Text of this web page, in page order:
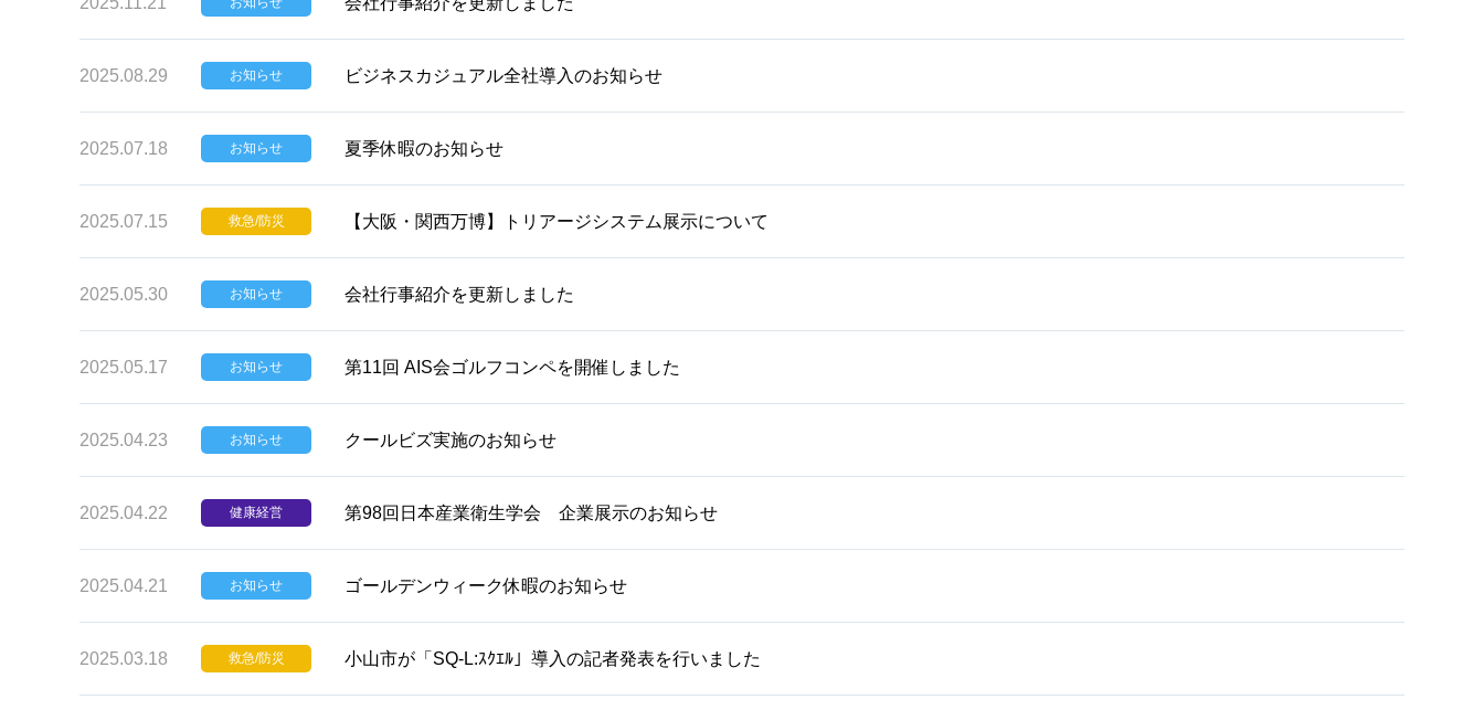
2025.08.29 お知らせ ビジネスカジュアル全社導入のお知らせ
2025.07.18 お知らせ 夏季休暇のお知らせ
2025.07.15 救急/防災 【大阪・関西万博】トリアージシステム展示について
2025.05.30 お知らせ 会社行事紹介を更新しました
2025.05.17 お知らせ 第11回 AIS会ゴルフコンペを開催しました
2025.04.23 お知らせ クールビズ実施のお知らせ
2025.04.22 健康経営 第98回日本産業衛生学会 企業展示のお知らせ
2025.04.21 お知らせ ゴールデンウィーク休暇のお知らせ
2025.03.18 救急/防災 小山市が「SQ-L:ｽｸｴﾙ」導入の記者発表を行いました